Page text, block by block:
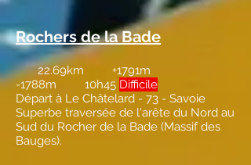
Rochers de la Bade
22.69km +1791m
-1788m 10h45 Difficile
Départ à Le Châtelard - 73 - Savoie
Superbe traversée de l'arête du Nord au
Sud du Rocher de la Bade (Massif des
Bauges).